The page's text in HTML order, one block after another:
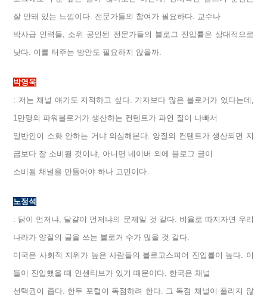
잘 안돼 있는 느낌이다. 전문가들의 참여가 필요하다. 교수나
박사급 인력들, 소위 공인된 전문가들의 블로그 진입률은 상대적으로
낮다. 이를 터주는 방안도 필요하지 않을까.
박영욱
: 저는 채널 얘기도 지적하고 싶다. 기자보다 많은 블로거가 있다는데,
1만명의 파워블로거가 생산하는 컨텐트가 과연 질이 나빠서
일반인이 소화 안하는 거냐 의심해본다. 양질의 컨텐트가 생산되면 지
금보다 잘 소비될 것이냐, 아니면 네이버 외에 블로그 글이
소비될 채널을 만들어야 하나 고민이다.
노정석
: 닭이 먼저냐, 달걀이 먼저냐의 문제일 것 같다. 비율로 따지자면 우리
나라가 양질의 글을 쓰는 블로거 수가 많을 것 같다.
미국은 사회적 지위가 높은 사람들의 블로고스피어 진입률이 높다. 이
들이 진입했을 때 인센티브가 있기 때문이다. 한국은 채널
선택권이 좁다. 한두 포털이 독점하려 한다. 그 독점 채널이 풀리지 않